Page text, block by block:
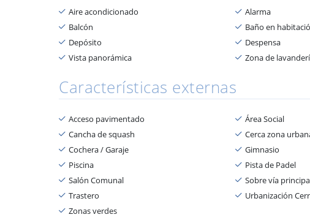
Aire acondicionado Alarma
Balcón
Baño en
Depósito
Despensa
Vista panorámica
Zona de
Características externas
Acceso pavimentado Área Social
Cancha de squash
Cerca zona
Cochera / Garaje
Gimnasio
Piscina
Pista de Padel
Salón Comunal
Sobre vía
Trastero
Urbanización
Zonas verdes